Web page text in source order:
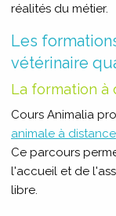
réalités du métier.
Les
vétérinaire
La formation à
Cours Animalia
animale à distance
Ce parcours
l'accueil et de
libre.